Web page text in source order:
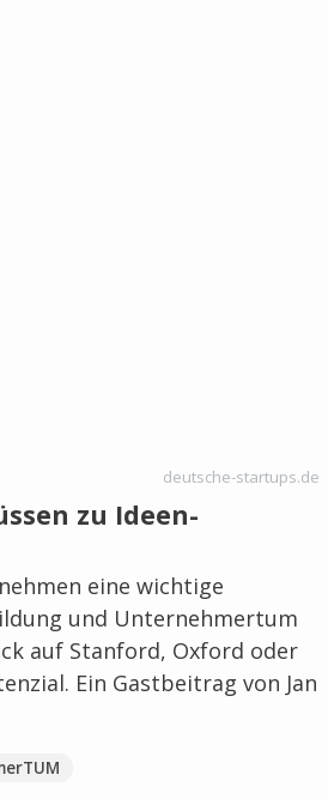
deutsche-startups.de
zu Ideen-
eine wichtige
und Unternehmertum
auf Stanford, Oxford oder
Ein Gastbeitrag von Jan